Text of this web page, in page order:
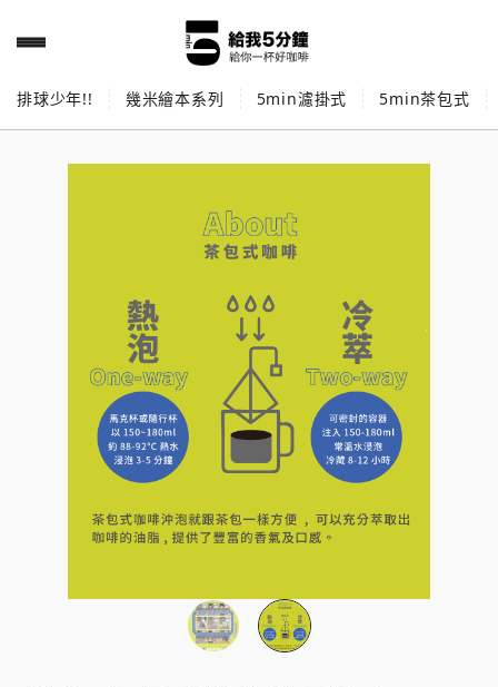
排球少年!! 幾米繪本系列 5min濾掛式 5min茶包式